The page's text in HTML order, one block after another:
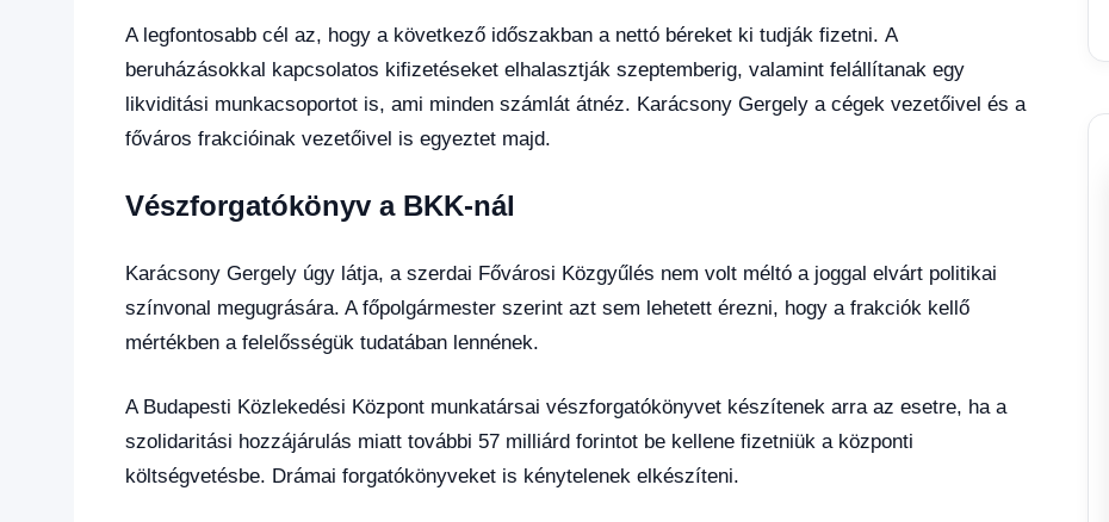
A legfontosabb cél az, hogy a következő időszakban a nettó béreket ki tudják fizetni. A
beruházásokkal kapcsolatos kifizetéseket elhalasztják szeptemberig, valamint felállítanak egy
likviditási munkacsoportot is, ami minden számlát átnéz. Karácsony Gergely a cégek vezetőivel és a
főváros frakcióinak vezetőivel is egyeztet majd.
Vészforgatókönyv a BKK-nál
Karácsony Gergely úgy látja, a szerdai Fővárosi Közgyűlés nem volt méltó a joggal elvárt politikai
színvonal megugrására. A főpolgármester szerint azt sem lehetett érezni, hogy a frakciók kellő
mértékben a felelősségük tudatában lennének.
A Budapesti Közlekedési Központ munkatársai vészforgatókönyvet készítenek arra az esetre, ha a
szolidaritási hozzájárulás miatt további 57 milliárd forintot be kellene fizetniük a központi
költségvetésbe. Drámai forgatókönyveket is kénytelenek elkészíteni.